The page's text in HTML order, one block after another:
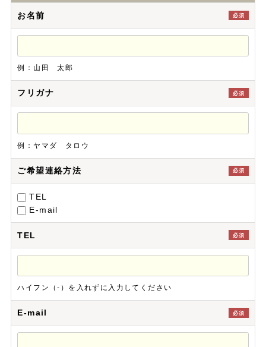
お名前 必須
例：山田 太郎
フリガナ 必須
例：ヤマダ タロウ
ご希望連絡方法 必須
TEL
E-mail
TEL 必須
ハイフン（-）を入れずに入力してください
E-mail 必須